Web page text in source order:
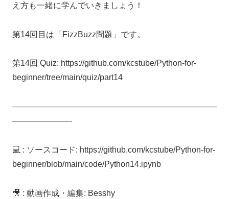
え方も一緒に学んでいきましょう！
第14回目は「FizzBuzz問題」です。
第14回 Quiz: https://github.com/kcstube/Python-for-
beginner/tree/main/quiz/part14
—————————————————————————
———————-
💻 : ソースコード: https://github.com/kcstube/Python-for-
beginner/blob/main/code/Python14.ipynb
🎥 : 動画作成・編集: Besshy